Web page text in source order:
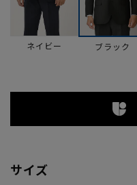
ネイビー ブラック
サイズ